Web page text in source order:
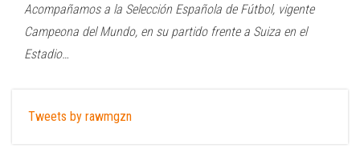
Acompañamos a la Selección Española de Fútbol, vigente
Campeona del Mundo, en su partido frente a Suiza en el
Estadio…
Tweets by rawmgzn